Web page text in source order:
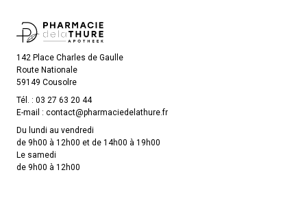
142 Place Charles de Gaulle
Route Nationale
59149 Cousolre
Tél. : 03 27 63 20 44
E-mail : contact@pharmaciedelathure.fr
Du lundi au vendredi
de 9h00 à 12h00 et de 14h00 à 19h00
Le samedi
de 9h00 à 12h00